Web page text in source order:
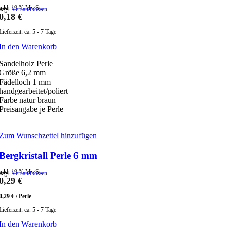
19 % MwSt.
Versandkosten
€
ca. 5 - 7 Tage
den Warenkorb
Perle
6,2 mm
1 mm
poliert
natur braun
je Perle
Wunschzettel hinzufügen
Perle 6 mm
19 % MwSt.
Versandkosten
€
€ /Perle
ca. 5 - 7 Tage
den Warenkorb